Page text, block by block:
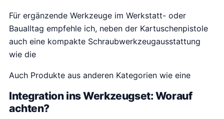
Für ergänzende Werkzeuge im Werkstatt- oder
Baualltag empfehle ich, neben der Kartuschenpistole
auch eine kompakte Schraubwerkzeugausstattung
wie die
Auch Produkte aus anderen Kategorien wie eine
Integration ins Werkzeugset: Worauf
achten?